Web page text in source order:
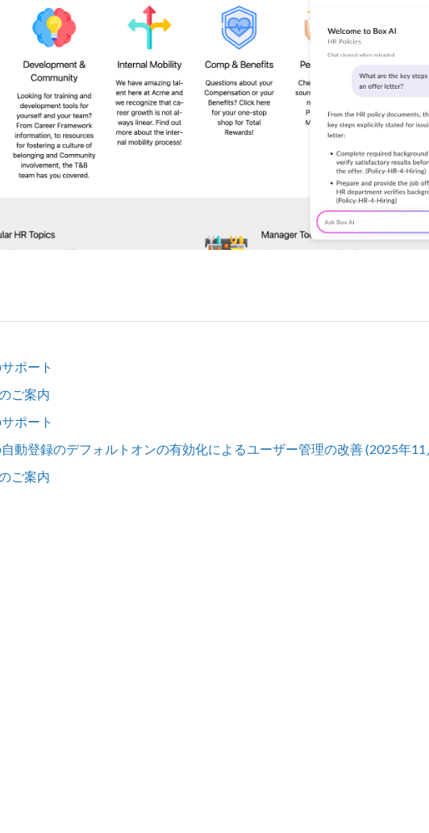
ポート
ご案内
ポート
動登録のデフォルトオンの有効化によるユーザー管理の改善 (2025年11
ご案内